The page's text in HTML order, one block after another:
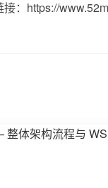
：https://